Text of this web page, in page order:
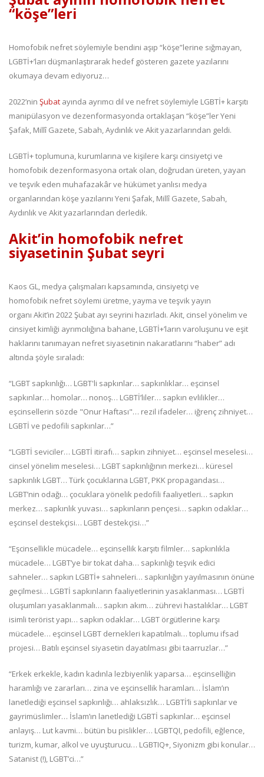
“köşe”leri
Homofobik nefret söylemiyle bendini aşıp “köşe”lerine sığmayan,
LGBTİ+’ları düşmanlaştırarak hedef gösteren gazete yazılarını
okumaya devam ediyoruz…
2022’nin Şubat ayında ayrımcı dil ve nefret söylemiyle LGBTİ+ karşıtı
manipülasyon ve dezenformasyonda ortaklaşan “köşe”ler Yeni
Şafak, Millî Gazete, Sabah, Aydınlık ve Akit yazarlarından geldi.
LGBTİ+ toplumuna, kurumlarına ve kişilere karşı cinsiyetçi ve
homofobik dezenformasyona ortak olan, doğrudan üreten, yayan
ve teşvik eden muhafazakâr ve hükümet yanlısı medya
organlarından köşe yazılarını Yeni Şafak, Millî Gazete, Sabah,
Aydınlık ve Akit yazarlarından derledik.
Akit’in homofobik nefret
siyasetinin Şubat seyri
Kaos GL, medya çalışmaları kapsamında, cinsiyetçi ve
homofobik nefret söylemi üretme, yayma ve teşvik yayın
organı Akit’in 2022 Şubat ayı seyrini hazırladı. Akit, cinsel yönelim ve
cinsiyet kimliği ayrımcılığına bahane, LGBTİ+’ların varoluşunu ve eşit
haklarını tanımayan nefret siyasetinin nakaratlarını “haber” adı
altında şöyle sıraladı:
“LGBT sapkınlığı… LGBT'li sapkınlar… sapkınlıklar… eşcinsel
sapkınlar… homolar… nonoş… LGBTİ’liler… sapkın evlilikler…
eşcinsellerin sözde "Onur Haftası"… rezil ifadeler… iğrenç zihniyet…
LGBTİ ve pedofili sapkınlar…”
“LGBTİ seviciler… LGBTİ itirafı… sapkın zihniyet… eşcinsel meselesi…
cinsel yönelim meselesi… LGBT sapkınlığının merkezi… küresel
sapkınlık LGBT… Türk çocuklarına LGBT, PKK propagandası…
LGBT’nin odağı… çocuklara yönelik pedofili faaliyetleri… sapkın
merkez… sapkınlık yuvası… sapkınların pençesi… sapkın odaklar…
eşcinsel destekçisi… LGBT destekçisi…”
“Eşcinsellikle mücadele… eşcinsellik karşıtı filmler… sapkınlıkla
mücadele… LGBT’ye bir tokat daha… sapkınlığı teşvik edici
sahneler… sapkın LGBTİ+ sahneleri… sapkınlığın yayılmasının önüne
geçilmesi… LGBTİ sapkınların faaliyetlerinin yasaklanması… LGBTİ
oluşumları yasaklanmalı… sapkın akım… zührevi hastalıklar… LGBT
isimli terörist yapı… sapkın odaklar… LGBT örgütlerine karşı
mücadele… eşcinsel LGBT dernekleri kapatılmalı… toplumu ifsad
projesi… Batılı eşcinsel siyasetin dayatılması gibi taarruzlar…”
“Erkek erkekle, kadın kadınla lezbiyenlik yaparsa… eşcinselliğin
haramlığı ve zararları… zina ve eşcinsellik haramları… İslam’ın
lanetlediği eşcinsel sapkınlığı… ahlaksızlık… LGBTİ’li sapkınlar ve
gayrimüslimler… İslam’ın lanetlediği LGBTİ sapkınlar… eşcinsel
anlayış… Lut kavmi… bütün bu pislikler… LGBTQI, pedofili, eğlence,
turizm, kumar, alkol ve uyuşturucu… LGBTIQ+, Siyonizm gibi konular…
Satanist (!), LGBT’ci…”